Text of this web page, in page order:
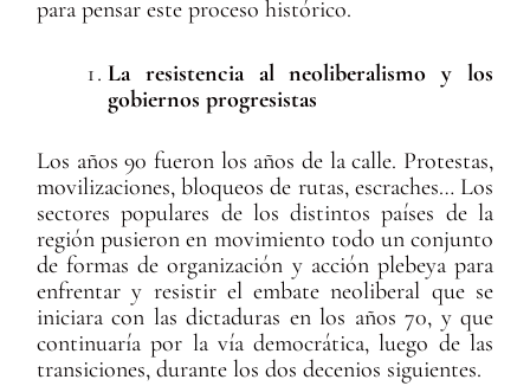
para pensar este proceso histórico.
La resistencia al neoliberalismo y los
gobiernos progresistas
Los años 90 fueron los años de la calle. Protestas,
movilizaciones, bloqueos de rutas, escraches… Los
sectores populares de los distintos países de la
región pusieron en movimiento todo un conjunto
de formas de organización y acción plebeya para
enfrentar y resistir el embate neoliberal que se
iniciara con las dictaduras en los años 70, y que
continuaría por la vía democrática, luego de las
transiciones, durante los dos decenios siguientes.